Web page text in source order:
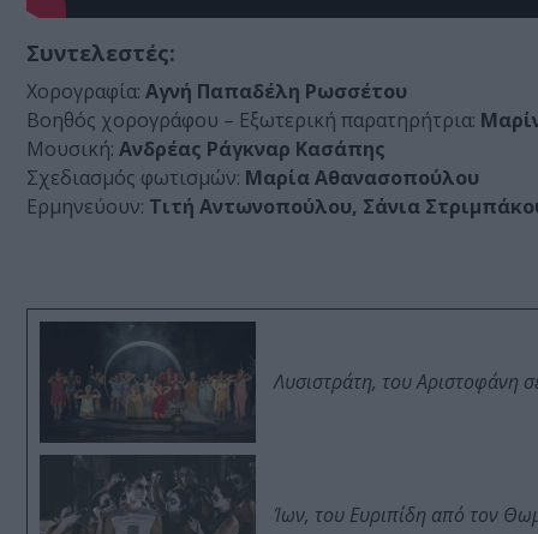
Συντελεστές:
Χορογραφία: Αγνή Παπαδέλη Ρωσσέτου
Βοηθός χορογράφου – Εξωτερική παρατηρήτρια:
Μουσική: Ανδρέας Ράγκναρ Κασάπης
Σχεδιασμός φωτισμών: Μαρία Αθανασοπούλου
Ερμηνεύουν: Τιτή Αντωνοπούλου, Σάνια
Λυσιστράτη, του Αριστοφάνη
Ίων, του Ευριπίδη από τον